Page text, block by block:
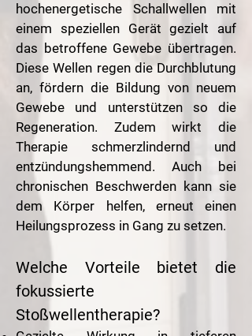
hochenergetische Schallwellen mit
einem speziellen Gerät gezielt auf
das betroffene Gewebe übertragen.
Diese Wellen regen die Durchblutung
an, fördern die Bildung von neuem
Gewebe und unterstützen so die
Regeneration. Zudem wirkt die
Therapie schmerzlindernd und
entzündungshemmend. Auch bei
chronischen Beschwerden kann sie
dem Körper helfen, erneut einen
Heilungsprozess in Gang zu setzen.
Welche Vorteile bietet die
fokussierte
Stoßwellentherapie?